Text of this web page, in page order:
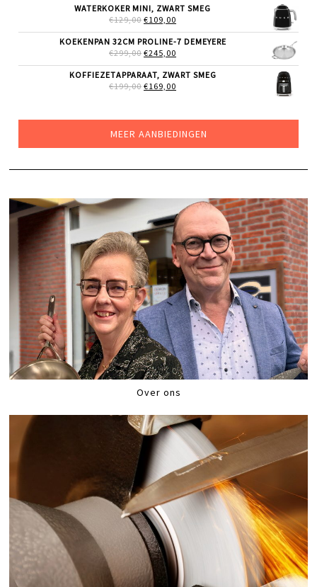
WAS:
€205,00.
IS:
WATERKOKER MINI, ZWART SMEG
€129,00 OORSPRONKELIJKE
WAS:
€129,00.
€109,00
IS:
KOEKENPAN 32CM PROLINE-7 DEMEYERE
€299,00 OORSPRONKELIJKE
WAS:
€299,00.
€245,00
IS:
KOFFIEZETAPPARAAT, ZWART SMEG
€199,00 OORSPRONKELIJKE
€169,00
MEER AANBIEDINGEN
Over ons